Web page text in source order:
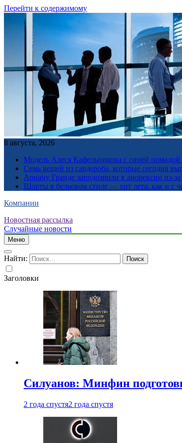
Перейти к содержимому
8 августа, 2026
Модель Алеся Кафельникова с синей помадой
Семь вещей из гардероба, которые сегодня
Ариану Гранде заподозрили в анорексии из-
Шорты в бельевом стиле — хит лета: как и с
Компании
Новостная рассылка
Случайные новости
Меню
Найти:
Заголовки
Силуанов: Минфин
2 года спустя2 года спустя